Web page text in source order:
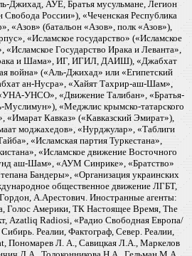
Джихад, АУЕ, Братья мусульмане, Легион
России»), «Чеченская Республика
«Азов» (батальон «Азов», полк «Азов»),
«Исламское государство» («Исламское
«Исламское Государство Ирака и Леванта»,
и Шама», ИГ, ИГИЛ, ДАИШ), «Джабхат
война» («Аль-Джихад» или «Египетский
ан-Нусра», «Хайят Тахрир-аш-Шам»,
УНСО», «Движение Талибан», «Братья-
Муслимун»), «Меджлис крымско-татарского
«Имарат Кавказ» («Кавказский Эмират»),
моджахедов», «Нурджулар», «Таблиги
«Исламская партия Туркестана»,
«Исламское движение Восточного
аш-Шам», «АУМ Синрике», «Братство»
Бандеры», «Организация украинских
общественное движение ЛГБТ,
А.Арестович. Иностранные агенты:
Голос Америки, ТК Настоящее Время, The
Azatliq Radiosi, «Радио Свободная Европа/
Реалии, Фактограф, Север. Реалии,
Пономарев Л. А., Савицкая Л.А., Маркелов